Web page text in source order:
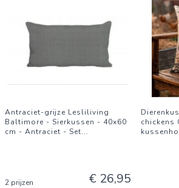
Antraciet-grijze Lesliliving
Baltimore - Sierkussen - 40x60
cm - Antraciet - Set...
2 prijzen € 26,95
chickens